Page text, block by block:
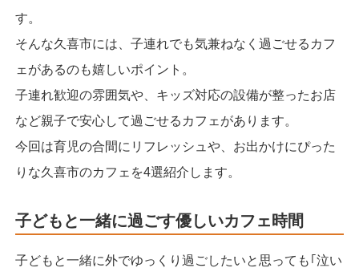
す。
そんな久喜市には、子連れでも気兼ねなく過ごせるカフ
ェがあるのも嬉しいポイント。
子連れ歓迎の雰囲気や、キッズ対応の設備が整ったお店
など親子で安心して過ごせるカフェがあります。
今回は育児の合間にリフレッシュや、お出かけにぴった
りな久喜市のカフェを4選紹介します。
子どもと一緒に過ごす優しいカフェ時間
子どもと一緒に外でゆっくり過ごしたいと思っても｢泣い